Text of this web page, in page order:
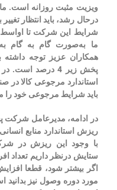
ویزیت مثبت روزانه است.
درحال رشد، باید انتظار
شرایط این شرکت تا اواسط
ما به‌صورت گام به گام
همکاران عزیز توجه داشته
پخش زیر 4 درصد
باید شرایط مرجوعی خود را
در ادامه، مدیرعامل
با وجود این ریزش در
ستایش درنظر داریم تعداد
اگر بیشتر شود، قطعا